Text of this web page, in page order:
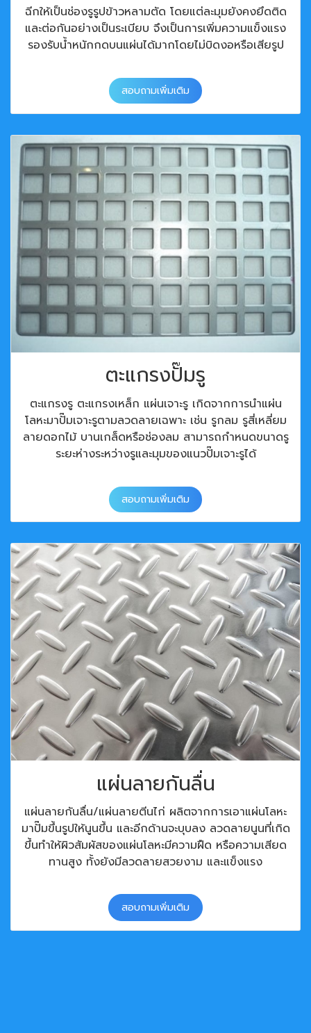
ฉีกให้เป็นช่องรูรูปข้าวหลามตัด โดยแต่ละมุมยังคงยึดติด
และต่อกันอย่างเป็นระเบียบ จึงเป็นการเพิ่มความแข็งแรง
รองรับน้ำหนักกดบนแผ่นได้มากโดยไม่บิดงอหรือเสียรูป
สอบถามเพิ่มเติม
ตะแกรงปั๊มรู
ตะแกรงรู ตะแกรงเหล็ก แผ่นเจาะรู เกิดจากการนำแผ่น
โลหะมาปั๊มเจาะรูตามลวดลายเฉพาะ เช่น รูกลม รูสี่เหลี่ยม
ลายดอกไม้ บานเกล็ดหรือช่องลม สามารถกำหนดขนาดรู
ระยะห่างระหว่างรูและมุมของแนวปั๊มเจาะรูได้
สอบถามเพิ่มเติม
แผ่นลายกันลื่น
แผ่นลายกันลื่น/แผ่นลายตีนไก่ ผลิตจากการเอาแผ่นโลหะ
มาปั๊มขึ้นรูปให้นูนขึ้น และอีกด้านจะบุบลง ลวดลายนูนที่เกิด
ขึ้นทำให้ผิวสัมผัสของแผ่นโลหะมีความฝืด หรือความเสียด
ทานสูง ทั้งยังมีลวดลายสวยงาม และแข็งแรง
สอบถามเพิ่มเติม